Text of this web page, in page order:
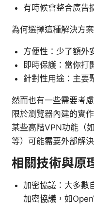
有時候會整合廣告
為何選擇這種解決方
方便性：少了額外
即時保護：當你打
針對性用途：主要
然而也有一些需要考
限於瀏覽器內建的實
某些高階VPN功能（
等）可能需要外部解決
相關技術與原
加密協議：大多數
加密協議，如